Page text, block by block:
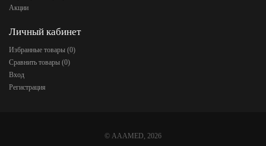
Акции
Личный кабинет
Избранные товары (0)
Сравнить товары (0)
Вход
Регистрация
© AAAMED, 2026